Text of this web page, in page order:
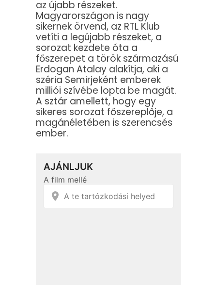
az újabb részeket.
Magyarországon is nagy
sikernek örvend, az RTL Klub
vetíti a legújabb részeket, a
sorozat kezdete óta a
főszerepet a török származású
Erdogan Atalay alakítja, aki a
széria Semirjeként emberek
milliói szívébe lopta be magát.
A sztár amellett, hogy egy
sikeres sorozat főszereplője, a
magánéletében is szerencsés
ember.